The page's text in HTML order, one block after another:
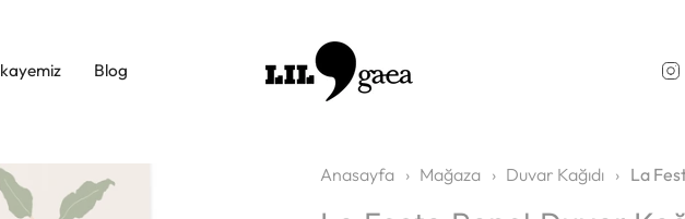
Blog
Anasayfa › Mağaza › Duvar Kağıdı › La